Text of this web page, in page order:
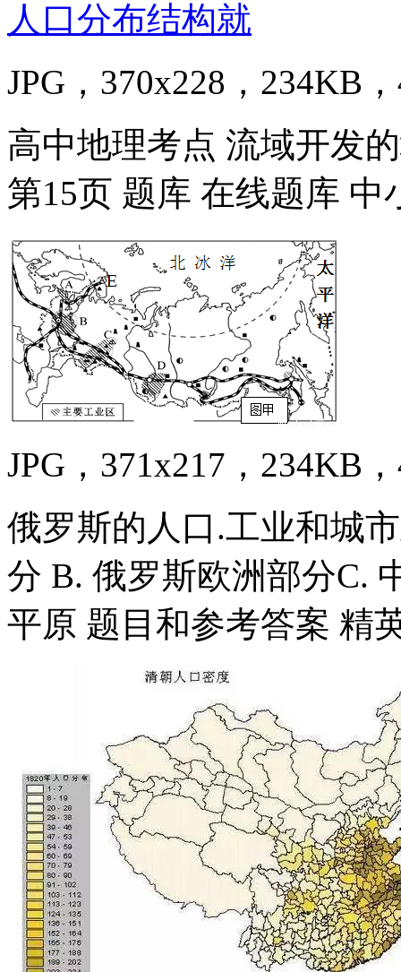
JPG，370x228，234KB
高中地理考点 流域开发
第15页 题库 在线题库 中
JPG，371x217，234KB
俄罗斯的人口.工业和城
分 B. 俄罗斯欧洲部分C.
平原 题目和参考答案 精